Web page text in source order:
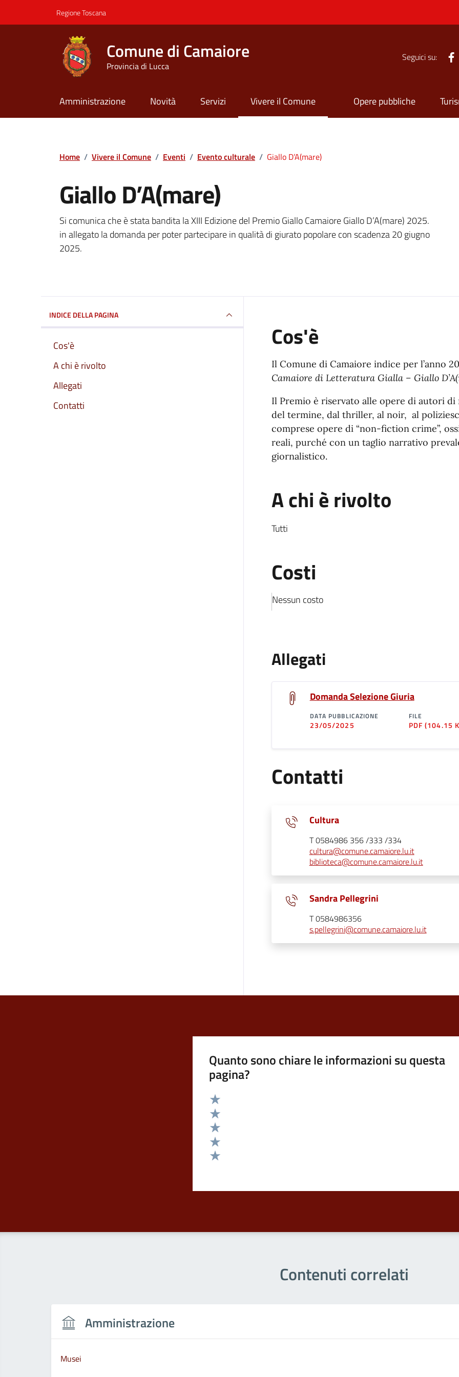
Regione Toscana
Comune di Camaiore
Provincia di Lucca
Seguici su:
Amministrazione Novità Servizi Vivere il Comune Opere pubbliche
Home / Vivere il Comune / Eventi / Evento culturale / Giallo D’A(mare)
Giallo D’A(mare)
Si comunica che è stata bandita la XIII Edizione del Premio Giallo Camaiore Giallo D’A(mare) 2025.
in allegato la domanda per poter partecipare in qualità di giurato popolare con scadenza 20 giugno
2025.
INDICE DELLA PAGINA
Cos'è
A chi è rivolto
Allegati
Contatti
Cos'è
Il Comune di Camaiore indice per l’anno
Camaiore di Letteratura Gialla – Giallo
Il Premio è riservato alle opere di autori di
del termine, dal thriller, al noir, al
comprese opere di “non-fiction crime”,
reali, purché con un taglio narrativo
giornalistico.
A chi è rivolto
Tutti
Costi
Nessun costo
Allegati
Domanda Selezione Giuria
DATA PUBBLICAZIONE
23/05/2025
FILE
PDF(104.15
Contatti
Cultura
T 0584986 356 /333 /334
cultura@comune.camaiore.lu.it
biblioteca@comune.camaiore.lu.it
Sandra Pellegrini
T 0584986356
s.pellegrini@comune.camaiore.lu.it
Quanto sono chiare le informazioni su questa
pagina?
Valuta 5 stelle su 5
Valuta 4 stelle su 5
Valuta 3 stelle su 5
Valuta 2 stelle su 5
Contenuti correlati
Amministrazione
Musei